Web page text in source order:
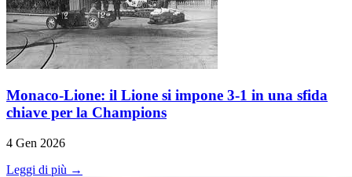
Monaco-Lione: il Lione si impone 3-1 in una sfida
chiave per la Champions
4 Gen 2026
Leggi di più →